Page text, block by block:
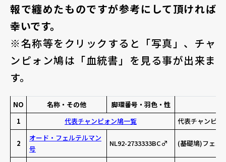
報で纏めたものですが参考にして頂ければ
幸いです。
※名称等をクリックすると「写真」、チャ
ンピォン鳩は「血統書」を見る事が出来ま
す。
NO 名称・その他
脚環番号・羽色・性
1
代表チャンピォン鳩一覧 代表チャンピォ
2
オード・フェルテルマン
号
NL92-2733333BC♂ (基礎鳩)フェル